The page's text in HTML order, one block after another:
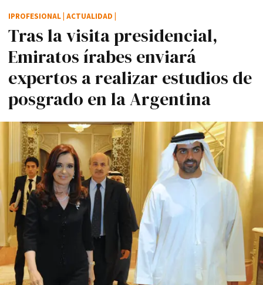
Tras la visita presidencial,
Emiratos írabes enviará
expertos a realizar estudios de
posgrado en la Argentina
IPROFESIONAL ACTUALIDAD